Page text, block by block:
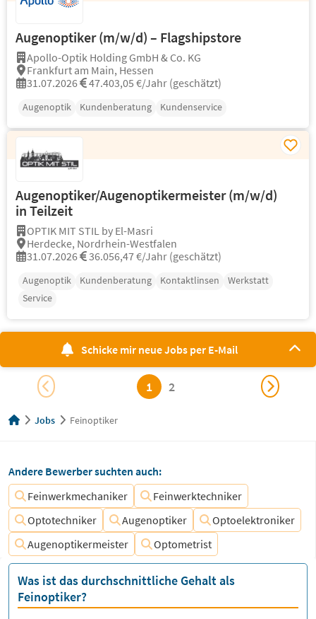
Augenoptiker (m/w/d) – Flagshipstore
Apollo-Optik Holding GmbH & Co. KG
Frankfurt am Main, Hessen
31.07.2026
47.403,05 €/Jahr (geschätzt)
Augenoptik Kundenberatung Kundenservice
Augenoptiker/Augenoptikermeister (m/w/d)
in Teilzeit
OPTIK MIT STIL by El-Masri
Herdecke, Nordrhein-Westfalen
31.07.2026
36.056,47 €/Jahr (geschätzt)
Augenoptik Kundenberatung Kontaktlinsen
Werkstatt
Service
Schicke mir neue Jobs per E-Mail
1 2
Jobs Feinoptiker
Andere Bewerber suchten auch:
Feinwerkmechaniker
Feinwerktechniker
Optotechniker
Augenoptiker
Optoelektroniker
Augenoptikermeister
Optometrist
Was ist das durchschnittliche Gehalt als
Feinoptiker?